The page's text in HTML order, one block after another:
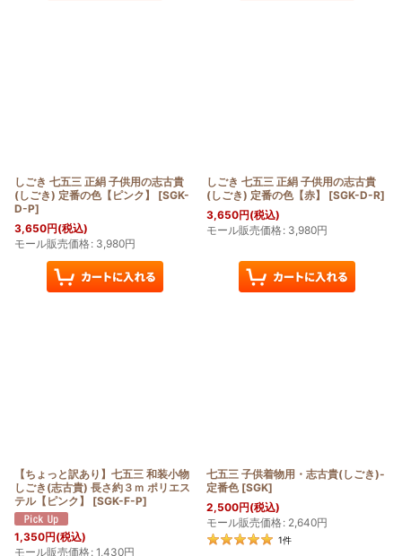
しごき 七五三 正絹 子供用の志古貴
(しごき) 定番の色【ピンク】
[SGK-
D-P]
3,650円(税込)
モール販売価格: 3,980円
しごき 七五三 正絹 子供用の志古貴
(しごき) 定番の色【赤】
[SGK-D-R]
3,650円(税込)
モール販売価格: 3,980円
【ちょっと訳あり】七五三 和装小物
しごき(志古貴) 長さ約３ｍ ポリエス
テル【ピンク】
[SGK-F-P]
1,350円(税込)
モール販売価格: 1,430円
七五三 子供着物用・志古貴(しごき)-
定番色 [SGK]
2,500円(税込)
モール販売価格: 2,640円
1件